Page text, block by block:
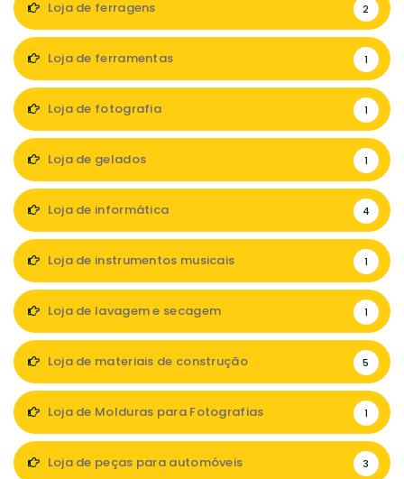
Loja de ferragens 2
Loja de ferramentas 1
Loja de fotografia 1
Loja de gelados 1
Loja de informática 4
Loja de instrumentos musicais 1
Loja de lavagem e secagem 1
Loja de materiais de construção 5
Loja de Molduras para Fotografias 1
Loja de peças para automóveis 3